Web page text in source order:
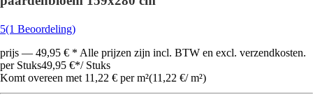
5(1 Beoordeling)
prijs — 49,95 € * Alle prijzen zijn incl. BTW en excl. verzendkosten.
per Stuks49,95 €*/ Stuks
Komt overeen met 11,22 € per m²(11,22 €/ m²)